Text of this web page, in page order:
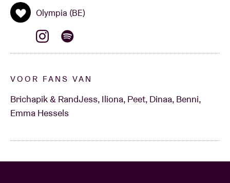
Olympia (BE)
VOOR FANS VAN
Brichapik & RandJess, Iliona, Peet, Dinaa, Benni,
Emma Hessels